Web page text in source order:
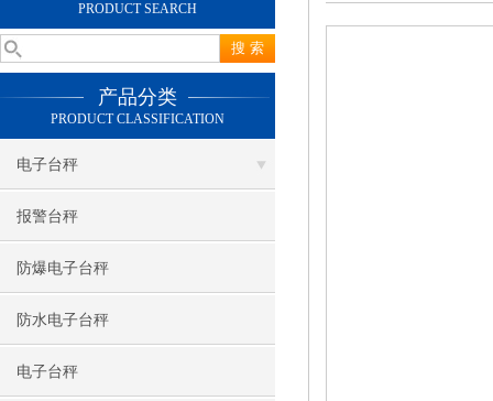
PRODUCT SEARCH
产品分类
PRODUCT CLASSIFICATION
电子台秤
报警台秤
防爆电子台秤
防水电子台秤
电子台秤